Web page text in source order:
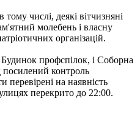
числі, деякі вітчизняні
молебень і власну
організацій.
профспілок, і Соборна
посилений контроль
перевірені на наявність
перекрито до 22:00.